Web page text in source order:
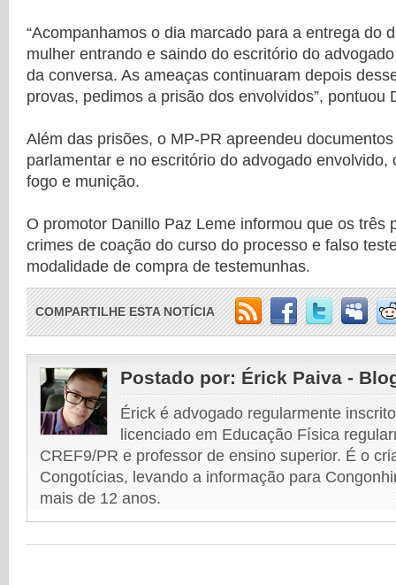
“Acompanhamos o dia marcado para a entrega do
mulher entrando e saindo do escritório do
da conversa. As ameaças continuaram depois
provas, pedimos a prisão dos envolvidos”, pontuou
Além das prisões, o MP-PR apreendeu
parlamentar e no escritório do advogado envolvido,
fogo e munição.
O promotor Danillo Paz Leme informou que os três
crimes de coação do curso do processo e falso
modalidade de compra de testemunhas.
COMPARTILHE ESTA NOTÍCIA
Postado por: Érick Paiva -
Érick é advogado regularmente
licenciado em Educação Física
CREF9/PR e professor de ensino superior. É o
Congotícias, levando a informação para
mais de 12 anos.